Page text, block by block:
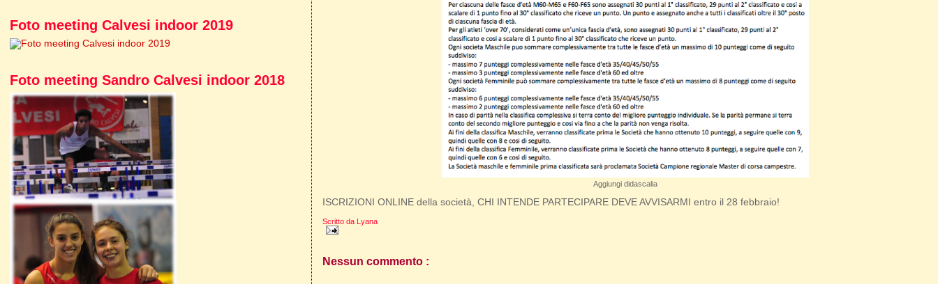
Aggiungi didascalia
ISCRIZIONI ONLINE della società, CHI INTENDE PARTECIPARE DEVE AVVISARMI entro il 28 febbraio!
Scritto da Lyana
Nessun commento :
Foto meeting Calvesi indoor 2019
Foto meeting Sandro Calvesi indoor 2018